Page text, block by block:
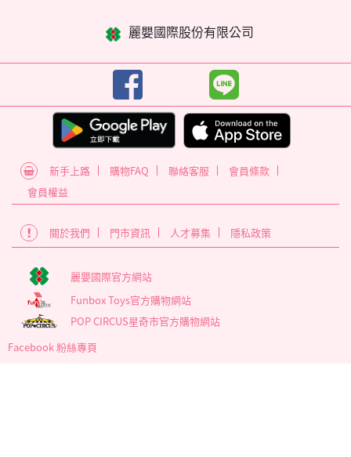
麗嬰國際股份有限公司
新手上路 購物FAQ 聯絡客服
會員條款
會員權益
關於我們 門市資訊 人才募集 隱私政策
麗嬰國際官方網站
Funbox Toys官方購物網站
POP CIRCUS星奇市官方購物網站
Facebook 粉絲專頁